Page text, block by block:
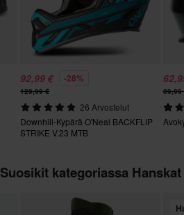
92,99 € -28%
129,99 €
26 Arvostelut
Downhill-Kypärä O'Neal BACKFLIP
STRIKE V.23 MTB
89,99
Suosikit kategoriassa Hanskat